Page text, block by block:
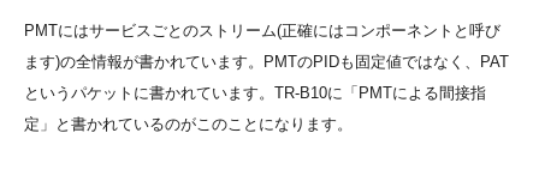
PMTにはサービスごとのストリーム(正確にはコンポーネントと呼び
ます)の全情報が書かれています。PMTのPIDも固定値ではなく、PAT
というパケットに書かれています。TR-B10に「PMTによる間接指
定」と書かれているのがこのことになります。